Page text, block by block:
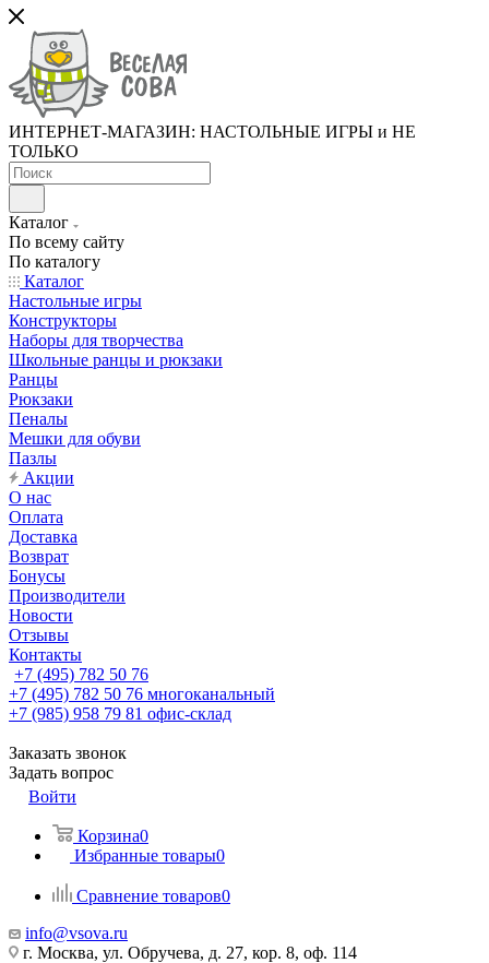
ИНТЕРНЕТ-МАГАЗИН: НАСТОЛЬНЫЕ ИГРЫ и НЕ
ТОЛЬКО
Каталог
По всему сайту
По каталогу
Каталог
Настольные игры
Конструкторы
Наборы для творчества
Школьные ранцы и рюкзаки
Ранцы
Рюкзаки
Пеналы
Мешки для обуви
Пазлы
Акции
О нас
Оплата
Доставка
Возврат
Бонусы
Производители
Новости
Отзывы
Контакты
+7 (495) 782 50 76
+7 (495) 782 50 76 многоканальный
+7 (985) 958 79 81 офис-склад
Заказать звонок
Задать вопрос
Войти
Корзина0
Избранные товары0
Сравнение товаров0
info@vsova.ru
г. Москва, ул. Обручева, д. 27, кор. 8, оф. 114